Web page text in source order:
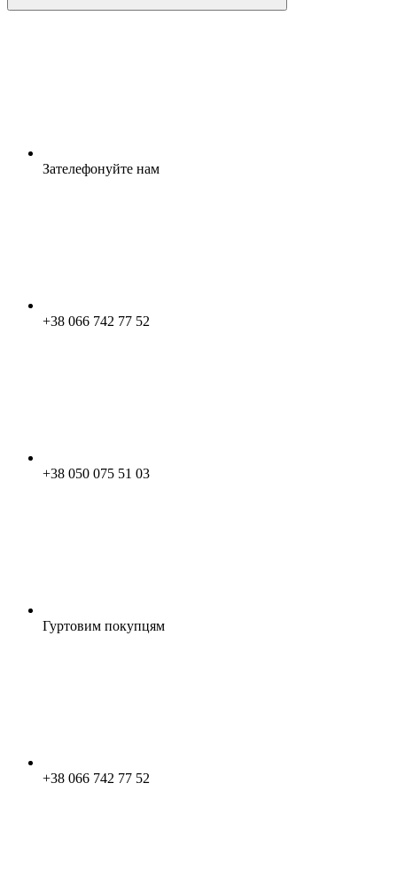
Зателефонуйте нам
+38 066 742 77 52
+38 050 075 51 03
Гуртовим покупцям
+38 066 742 77 52